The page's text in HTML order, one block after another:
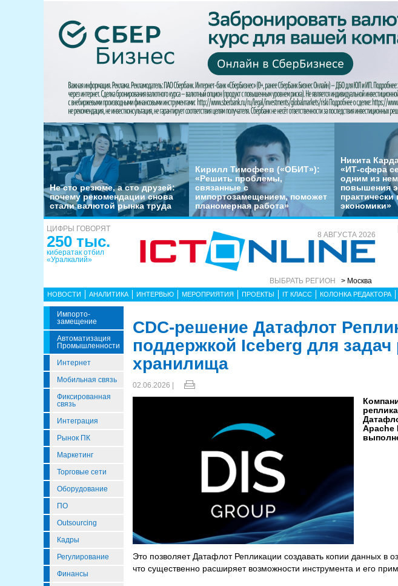
Не сто резюме, а сто друзей:
почему рекомендации снова
стали валютой рынка труда
Кирилл Тимофеев («ОБИТ»):
«Решить проблемы,
связанные с
импортозамещением, поможет
планомерная работа»
Никита
«ИТ-сфера
одним из
повышения
практически
экономики»
ЦИФРЫ ГОВОРЯТ
250 тыс.
кибератак отбил
«Уралкалий»
8 АВГУСТА 2026
ВЫБРАТЬ РЕГИОН > Москва
НОВОСТИ АНАЛИТИКА ИНТЕРВЬЮ МЕРОПРИЯТИЯ ПРОЕКТЫ IT КЛАСС КОЛОНКА РЕДАКТОРА
Импорто­
Замещение
Автоматизация
Промышленности
Интернет
Мобильная связь
Фиксированная
связь
Интеграция
Рынок ПК
Маркетинг
Торговые сети
Оборудование
ПО
Outsourcing
Кадры
Регулирование
Финансы
CDC-решение Датафлот
поддержкой Iceberg для задач
хранилища
02.06.2026 |
Apache
Это позволяет Датафлот Репликации создавать копии данных в
что существенно расширяет возможности инструмента и его